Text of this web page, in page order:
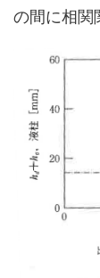
の間に相関